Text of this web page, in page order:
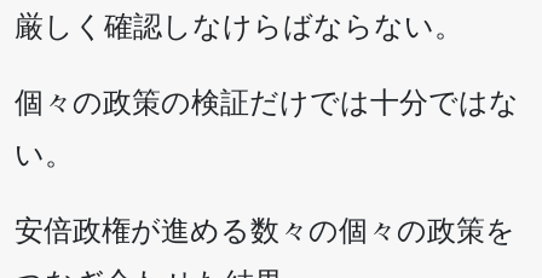
厳しく確認しなけらばならない。
個々の政策の検証だけでは十分ではな
い。
安倍政権が進める数々の個々の政策を